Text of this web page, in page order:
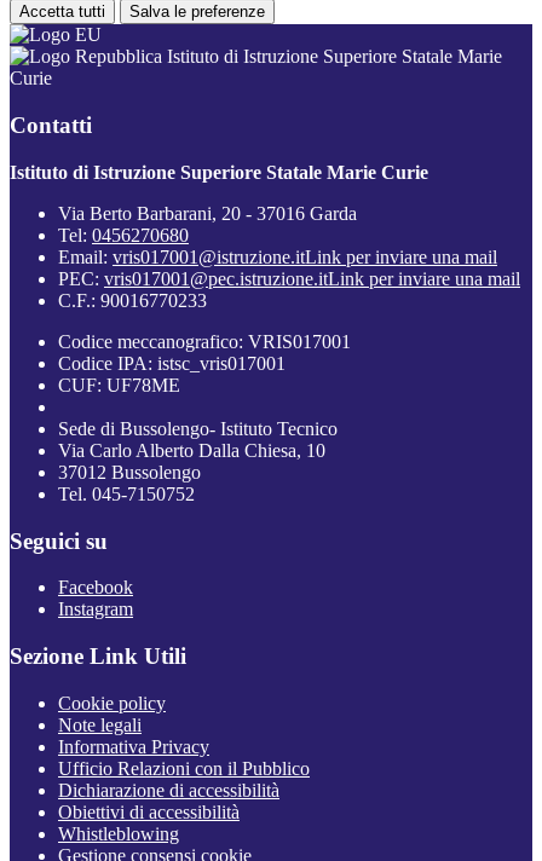
Accetta tutti Salva le preferenze
Istituto di Istruzione Superiore Statale Marie
Curie
Contatti
Istituto di Istruzione Superiore Statale Marie Curie
Via Berto Barbarani, 20 - 37016 Garda
Tel: 0456270680
Email: vris017001@istruzione.itLink per inviare una mail
PEC: vris017001@pec.istruzione.itLink per inviare una mail
C.F.: 90016770233
Codice meccanografico: VRIS017001
Codice IPA: istsc_vris017001
CUF: UF78ME
Sede di Bussolengo- Istituto Tecnico
Via Carlo Alberto Dalla Chiesa, 10
37012 Bussolengo
Tel. 045-7150752
Seguici su
Facebook
Instagram
Sezione Link Utili
Cookie policy
Note legali
Informativa Privacy
Ufficio Relazioni con il Pubblico
Dichiarazione di accessibilità
Obiettivi di accessibilità
Whistleblowing
Gestione consensi cookie